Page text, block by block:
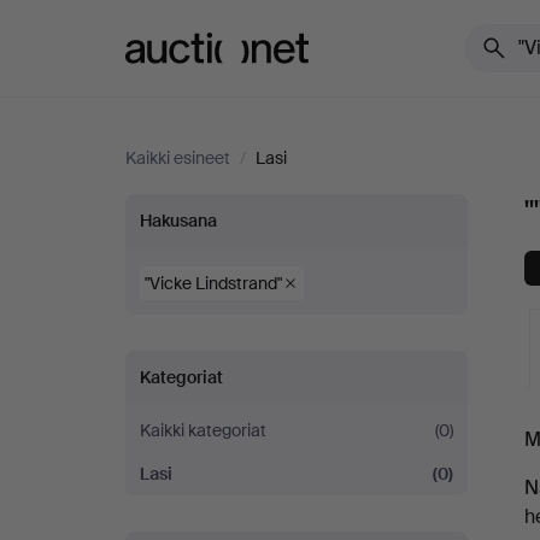
Kaikki esineet / Lasi
""Vicke
Lindstrand""
Lasi
tässä
Hakusana
"Vicke Lindstrand"
Kategoriat
Kaikki kategoriat
(0)
Lasi
(0)